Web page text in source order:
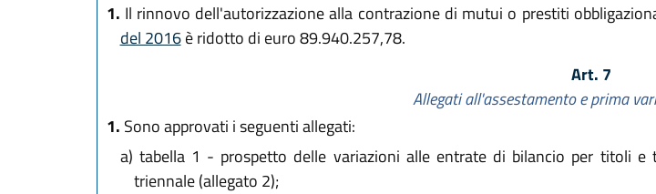
1. Il rinnovo dell'autorizzazione alla contrazione di mutui o prestiti
del 2016è ridotto di euro 89.940.257,78.
Art. 7
Allegati all'assestamento e prima
1. Sono approvati i seguenti allegati:
a) tabella 1 - prospetto delle variazioni alle entrate di bilancio per titoli e
triennale (allegato 2);